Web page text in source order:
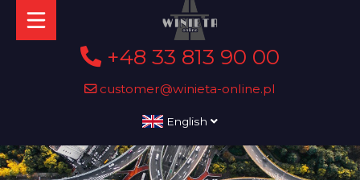
+48 33 813 90 00
customer@winieta-online.pl
English